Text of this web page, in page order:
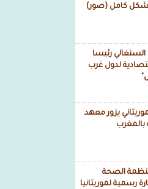
بشكل كامل (صور)
السنغالي رئيسا
لدول غرب
يزور معهد
بالمغرب
الصحة
رسمية لموريتانيا